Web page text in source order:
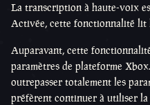
La transcription à haute-voix
Activée, cette fonctionnalité lit
Auparavant, cette
paramètres de plateforme
outrepasser totalement les
préfèrent continuer à utiliser